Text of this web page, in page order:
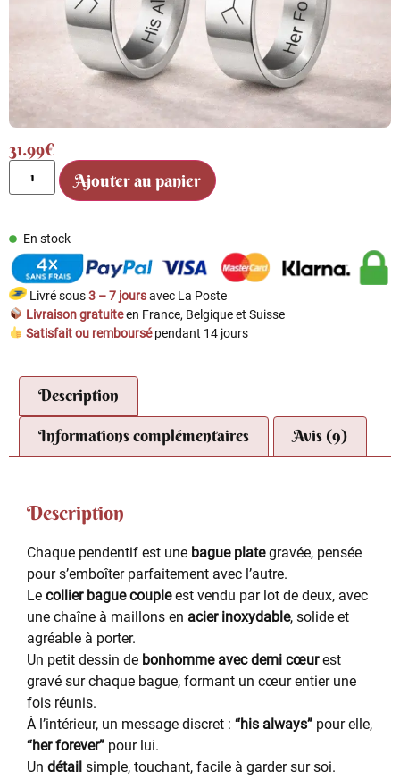
31.99€
Ajouter au panier
En stock
Livré sous3 – 7 joursavec La Poste
Livraison gratuiteen France, Belgique et Suisse
Satisfait ou remboursépendant 14 jours
Description
Informations complémentaires Avis (9)
Description
Chaque pendentif est une bague plategravée, pensée
pour s’emboîter parfaitement avec l’autre.
Le collier bague coupleest vendu par lot de deux, avec
une chaîne à maillons en acier inoxydable, solide et
agréable à porter.
Un petit dessin de bonhomme avec demi cœurest
gravé sur chaque bague, formant un cœur entier une
fois réunis.
À l’intérieur, un message discret : “his always” pour elle,
“her forever” pour lui.
Un détail simple, touchant, facile à garder sur soi.